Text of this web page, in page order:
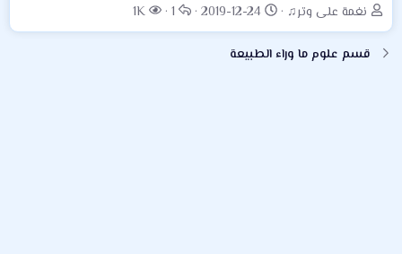
ب
ا
د
نغمة على وتر♫
ت
ا
ر
2019-12-24
ا
ل
1
ا
ل
1K
قسم علوم ما وراء الطبيعة